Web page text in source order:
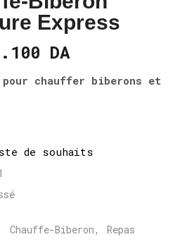
Express
DA
chauffer biberons et
de souhaits
Chauffe-Biberon,
Repas